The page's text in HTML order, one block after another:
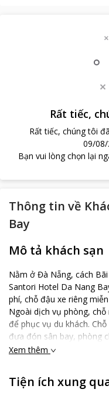
Rất tiếc,
Rất tiếc, chúng tôi
09/
Bạn vui lòng chọn lại
Thông tin về
Bay
Mô tả khách sạn
Nằm ở Đà Nẵng, cách
Santori Hotel Da Nang
phí, chỗ đậu xe riêng
Ngoài dịch vụ phòng,
để phục vụ du khách.
đưa đón sân bay, phòng
cung cấp cho khách các
bếp với lò nướng, lò vi
Xem thêm
Tiện ích xung